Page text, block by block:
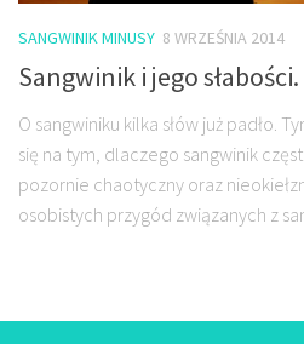
SANGWINIK MINUSY 8 WRZEŚNIA 2014
Sangwinik i jego słabości.
O sangwiniku kilka słów już padło.
się na tym, dlaczego sangwinik
pozornie chaotyczny oraz
osobistych przygód związanych z